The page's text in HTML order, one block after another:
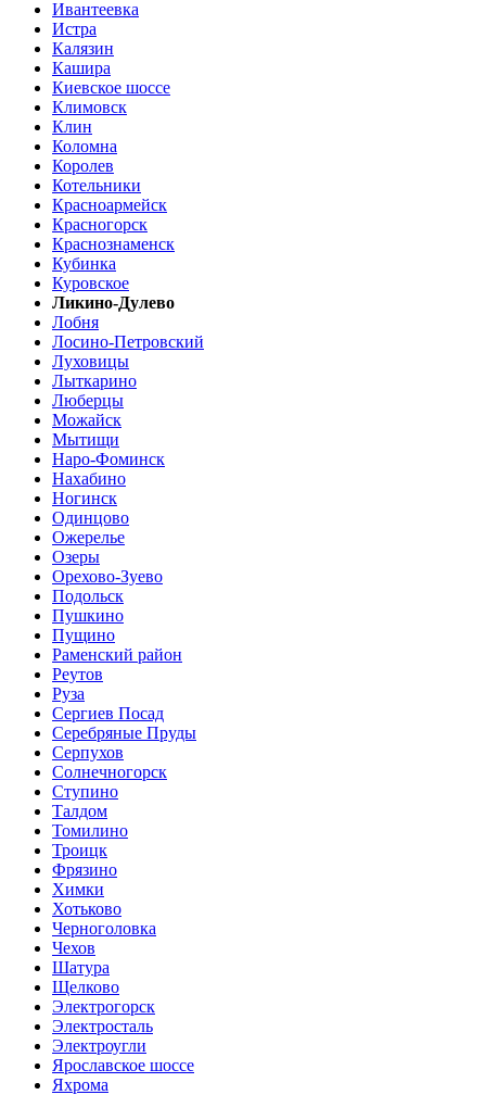
Ивантеевка
Истра
Калязин
Кашира
Киевское шоссе
Климовск
Клин
Коломна
Королев
Котельники
Красноармейск
Красногорск
Краснознаменск
Кубинка
Куровское
Ликино-Дулево
Лобня
Лосино-Петровский
Луховицы
Лыткарино
Люберцы
Можайск
Мытищи
Наро-Фоминск
Нахабино
Ногинск
Одинцово
Ожерелье
Озеры
Орехово-Зуево
Подольск
Пушкино
Пущино
Раменский район
Реутов
Руза
Сергиев Посад
Серебряные Пруды
Серпухов
Солнечногорск
Ступино
Талдом
Томилино
Троицк
Фрязино
Химки
Хотьково
Черноголовка
Чехов
Шатура
Щелково
Электрогорск
Электросталь
Электроугли
Ярославское шоссе
Яхрома